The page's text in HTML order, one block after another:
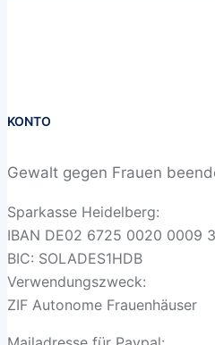
KONTO
Gewalt gegen Frauen
Sparkasse Heidelberg:
IBAN DE02 6725 0020 0009
BIC: SOLADES1HDB
Verwendungszweck:
ZIF Autonome Frauenhäuser